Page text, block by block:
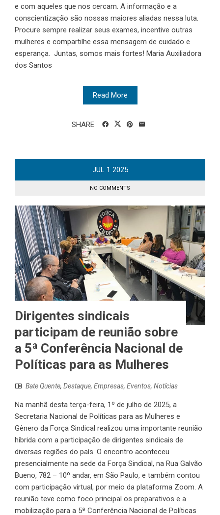
e com aqueles que nos cercam. A informação e a
conscientização são nossas maiores aliadas nessa luta.
Procure sempre realizar seus exames, incentive outras
mulheres e compartilhe essa mensagem de cuidado e
esperança. Juntas, somos mais fortes! Maria Auxiliadora
dos Santos
Read More
SHARE
JUL 1 2025
NO COMMENTS
Dirigentes sindicais
participam de reunião sobre
a 5ª Conferência Nacional de
Políticas para as Mulheres
Bate Quente, Destaque, Empresas, Eventos, Notícias
Na manhã desta terça-feira, 1º de julho de 2025, a
Secretaria Nacional de Políticas para as Mulheres e
Gênero da Força Sindical realizou uma importante reunião
híbrida com a participação de dirigentes sindicais de
diversas regiões do país. O encontro aconteceu
presencialmente na sede da Força Sindical, na Rua Galvão
Bueno, 782 – 10º andar, em São Paulo, e também contou
com participação virtual, por meio da plataforma Zoom. A
reunião teve como foco principal os preparativos e a
mobilização para a 5ª Conferência Nacional de Políticas